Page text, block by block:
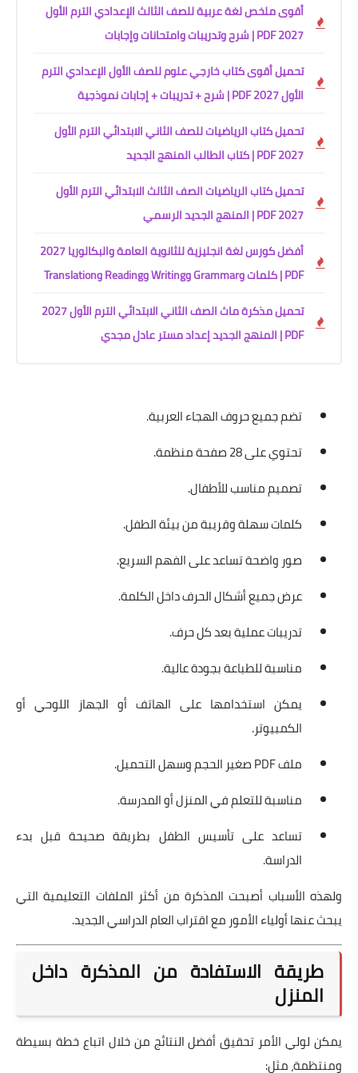
أقوى ملخص لغة عربية للصف الثالث الإعدادي الترم الأول
2027 PDF | شرح وتدريبات وامتحانات وإجابات
تحميل أقوى كتاب خارجي علوم للصف الأول الإعدادي الترم
الأول 2027 PDF | شرح + تدريبات + إجابات نموذجية
تحميل كتاب الرياضيات للصف الثاني الابتدائي الترم الأول
2027 PDF | كتاب الطالب المنهج الجديد
تحميل كتاب الرياضيات الصف الثالث الابتدائي الترم الأول
2027 PDF | المنهج الجديد الرسمي
أفضل كورس لغة انجليزية للثانوية العامة والبكالوريا 2027
PDF | كلمات وGrammar وWriting وReading وTranslation
تحميل مذكرة ماث الصف الثاني الابتدائي الترم الأول 2027
PDF | المنهج الجديد إعداد مستر عادل مجدي
تضم جميع حروف الهجاء العربية.
تحتوي على 28 صفحة منظمة.
تصميم مناسب للأطفال.
كلمات سهلة وقريبة من بيئة الطفل.
صور واضحة تساعد على الفهم السريع.
عرض جميع أشكال الحرف داخل الكلمة.
تدريبات عملية بعد كل حرف.
مناسبة للطباعة بجودة عالية.
يمكن استخدامها على الهاتف أو الجهاز اللوحي أو
الكمبيوتر.
ملف PDF صغير الحجم وسهل التحميل.
مناسبة للتعلم في المنزل أو المدرسة.
تساعد على تأسيس الطفل بطريقة صحيحة قبل بدء
الدراسة.
ولهذه الأسباب أصبحت المذكرة من أكثر الملفات التعليمية التي
يبحث عنها أولياء الأمور مع اقتراب العام الدراسي الجديد.
طريقة الاستفادة من المذكرة داخل
المنزل
يمكن لولي الأمر تحقيق أفضل النتائج من خلال اتباع خطة بسيطة
ومنتظمة، مثل: